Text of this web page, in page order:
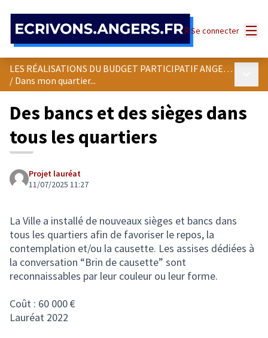
Se connecter
LES RÉALISATIONS DU BUDGET PARTICIPATIF ANGEVIN
/ Dans mon quartier...
Des bancs et des sièges dans
tous les quartiers
Projet lauréat
11/07/2025 11:27
La Ville a installé de nouveaux sièges et bancs dans
tous les quartiers afin de favoriser le repos, la
contemplation et/ou la causette. Les assises dédiées à
la conversation “Brin de causette” sont
reconnaissables par leur couleur ou leur forme.
Coût : 60 000 €
Lauréat 2022